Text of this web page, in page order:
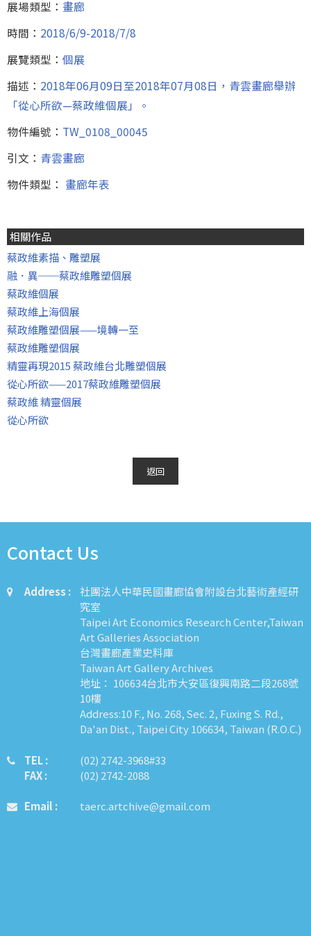
展場類型： 畫廊
時間： 2018/6/9-2018/7/8
展覽類型： 個展
描述： 2018年06月09日至2018年07月08日，青雲畫廊舉辦
「從心所欲—蔡政維個展」。
物件編號： TW_0108_00045
引文： 青雲畫廊
物件類型： 畫廊年表
相關作品
蔡政維素描、雕塑展
融．異──蔡政維雕塑個展
蔡政維個展
蔡政維上海個展
蔡政維雕塑個展——境轉一至
蔡政維雕塑個展
精靈再現2015 蔡政維台北雕塑個展
從心所欲——2017蔡政維雕塑個展
蔡政維 精靈個展
從心所欲
返回
Contact Us
Address :
社團法人中華民國畫廊協會附設台北藝術產經研
究室
Taipei Art Economics Research Center,Taiwan
Art Galleries Association
台灣畫廊產業史料庫
Taiwan Art Gallery Archives
地址： 106634台北市大安區復興南路二段268號
10樓
Address:10 F., No. 268, Sec. 2, Fuxing S. Rd.,
Da'an Dist., Taipei City 106634, Taiwan (R.O.C.)
TEL :
FAX :
​​​​(02) 2742-3968#33
(02) 2742-2088
Email : taerc.artchive@gmail.com